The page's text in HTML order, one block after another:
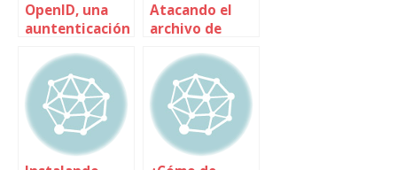
OpenID, una
auntenticación
gobernarlos a
todos
Atacando el
archivo de